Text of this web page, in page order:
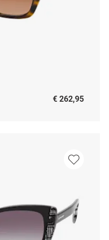
€ 262,95